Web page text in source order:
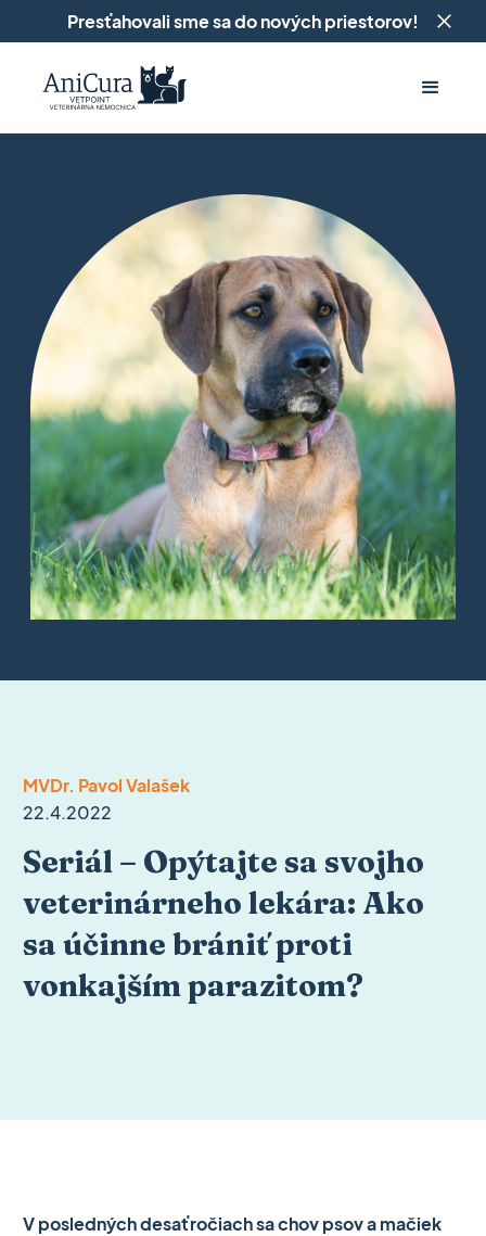
Presťahovali sme sa do nových priestorov!
MVDr. Pavol Valašek
22.4.2022
Seriál – Opýtajte sa svojho
veterinárneho lekára: Ako
sa účinne brániť proti
vonkajším parazitom?
V posledných desaťročiach sa chov psov a mačiek